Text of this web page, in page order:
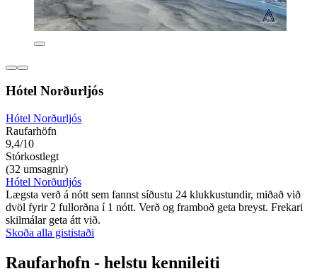
Hótel Norðurljós
Hótel Norðurljós
Raufarhöfn
9,4/10
Stórkostlegt
(32 umsagnir)
Hótel Norðurljós
Lægsta verð á nótt sem fannst síðustu 24 klukkustundir, miðað við
dvöl fyrir 2 fullorðna í 1 nótt. Verð og framboð geta breyst. Frekari
skilmálar geta átt við.
Skoða alla gististaði
Raufarhofn - helstu kennileiti